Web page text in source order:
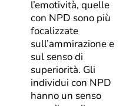
l’emotività, quelle
con NPD sono più
focalizzate
sull’ammirazione e
sul senso di
superiorità. Gli
individui con NPD
hanno un senso